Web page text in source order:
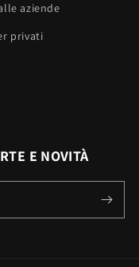
aziende
privati
E NOVITÀ